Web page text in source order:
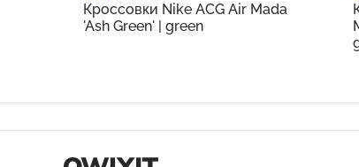
Кроссовки Nike ACG Air Mada
'Ash Green' | green